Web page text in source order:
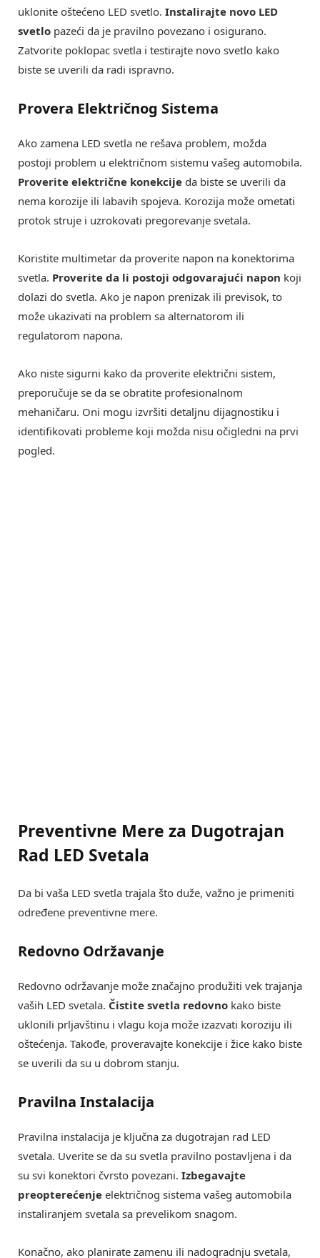
uklonite oštećeno LED svetlo. Instalirajte novo LED
svetlo pazeći da je pravilno povezano i osigurano.
Zatvorite poklopac svetla i testirajte novo svetlo kako
biste se uverili da radi ispravno.
Provera Električnog Sistema
Ako zamena LED svetla ne rešava problem, možda
postoji problem u električnom sistemu vašeg automobila.
Proverite električne konekcije da biste se uverili da
nema korozije ili labavih spojeva. Korozija može ometati
protok struje i uzrokovati pregorevanje svetala.
Koristite multimetar da proverite napon na konektorima
svetla. Proverite da li postoji odgovarajući napon koji
dolazi do svetla. Ako je napon prenizak ili previsok, to
može ukazivati na problem sa alternatorom ili
regulatorom napona.
Ako niste sigurni kako da proverite električni sistem,
preporučuje se da se obratite profesionalnom
mehaničaru. Oni mogu izvršiti detaljnu dijagnostiku i
identifikovati probleme koji možda nisu očigledni na prvi
pogled.
Preventivne Mere za Dugotrajan
Rad LED Svetala
Da bi vaša LED svetla trajala što duže, važno je primeniti
određene preventivne mere.
Redovno Održavanje
Redovno održavanje može značajno produžiti vek trajanja
vaših LED svetala. Čistite svetla redovno kako biste
uklonili prljavštinu i vlagu koja može izazvati koroziju ili
oštećenja. Takođe, proveravajte konekcije i žice kako biste
se uverili da su u dobrom stanju.
Pravilna Instalacija
Pravilna instalacija je ključna za dugotrajan rad LED
svetala. Uverite se da su svetla pravilno postavljena i da
su svi konektori čvrsto povezani. Izbegavajte
preopterećenje električnog sistema vašeg automobila
instaliranjem svetala sa prevelikom snagom.
Konačno, ako planirate zamenu ili nadogradnju svetala,